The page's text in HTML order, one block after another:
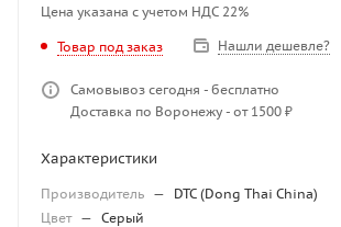
Цена указана с учетом НДС 22%
Товар под заказ Нашли дешевле?
Самовывоз сегодня - бесплатно
Доставка по Воронежу - от 1500 ₽
Характеристики
Производитель —
DTC (Dong Thai China)
Цвет — Серый